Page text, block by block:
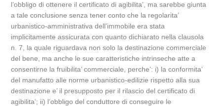
l’obbligo di ottenere il certificato di agibilita’, ma sarebbe giunta
a tale conclusione senza tener conto che la regolarita’
urbanistico-amministrativa dell’immobile era stata
implicitamente assicurata con quanto dichiarato nella clausola
n. 7, la quale riguardava non solo la destinazione commerciale
del bene, ma anche le sue caratteristiche intrinseche atte a
consentirne la fruibilita’ commerciale, perche’: i) la conformita’
del manufatto alle norme urbanistico-edilizie rispetto alla sua
destinazione e’ il presupposto per il rilascio del certificato di
agibilita’; ii) l’obbligo del conduttore di conseguire le